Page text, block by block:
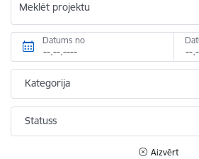
Meklēt projektu
Datums no
Kategorija
Statuss
Aizvērt